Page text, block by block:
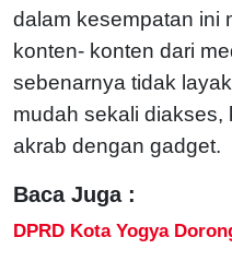
dalam kesempatan ini
konten- konten dari
sebenarnya tidak
mudah sekali diakses,
akrab dengan gadget.
Baca Juga :
DPRD Kota Yogya